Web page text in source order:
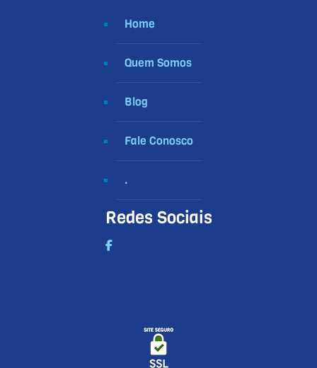
Home
Quem Somos
Blog
Fale Conosco
.
Redes Sociais